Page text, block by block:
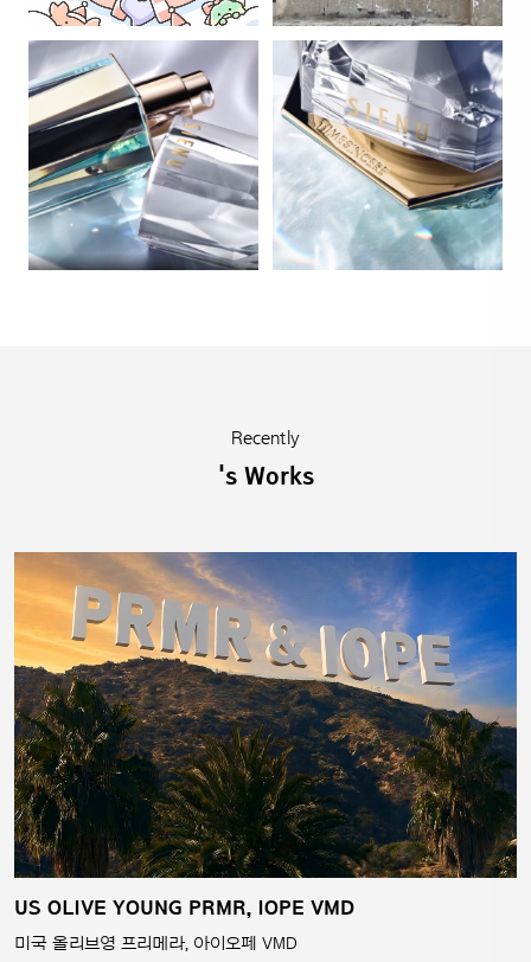
Recently
's Works
US OLIVE YOUNG PRMR, IOPE VMD
미국 올리브영 프리메라, 아이오페 VMD